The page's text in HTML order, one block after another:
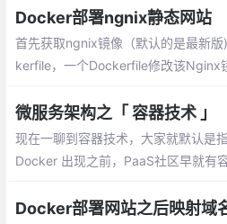
Docker部署ngnix静态网站
首先获取ngnix镜像（默认的是最新
kerfile，一个Dockerfile修改该Nginx
微服务架构之「 容器技术 」
现在一聊到容器技术，大家就默认是
Docker 出现之前，PaaS社区早就有
火起来了呢？
Docker部署网站之后映射域